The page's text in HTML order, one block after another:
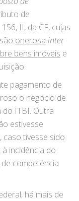
de
II, da CF, cujas
onerosa inter
bens imóveis e
pagamento de
o negócio de
do ITBI. Outra
estivesse
tivesse sido
incidência do
competência
há mais de